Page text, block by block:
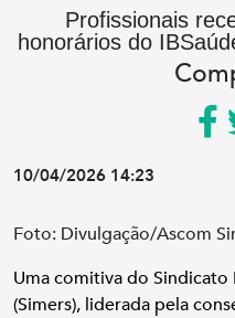
Profissionais
honorários do
10/04/2026 14:23
Foto: Divulgação/Ascom
Uma comitiva do
(Simers), liderada pela